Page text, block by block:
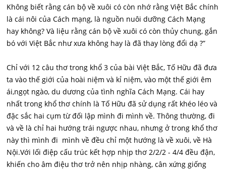
Không biết rằng cán bộ về xuôi có còn nhớ rằng Việt Bắc chính
là cái nôi của Cách mạng, là nguồn nuôi dưỡng Cách Mạng
hay không? Và liệu rằng cán bộ về xuôi có còn thủy chung, gắn
bó với Việt Bắc như xưa không hay là đã thay lòng đổi dạ ?”
Chỉ với 12 câu thơ trong khổ 3 của bài Việt Bắc, Tố Hữu đã đưa
ta vào thế giới của hoài niệm và kỉ niệm, vào một thế giới êm
ái,ngọt ngào, du dương của tình nghĩa Cách Mạng. Cái hay
nhất trong khổ thơ chính là Tố Hữu đã sử dụng rất khéo léo và
đặc sắc hai cụm từ đối lập mình đi mình về. Thông thường, đi
và về là chỉ hai hướng trái ngược nhau, nhưng ở trong khổ thơ
này thì mình đi mình về đều chỉ một hướng là về xuôi, về Hà
Nội.Với lối điệp cấu trúc kết hợp nhịp thơ 2/2/2 - 4/4 đều đận,
khiến cho âm điệu thơ trở nên nhịp nhàng, cân xứng giống